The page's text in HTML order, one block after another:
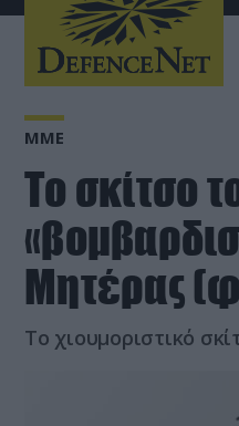
ΜΜΕ
Το σκίτσο
Μητέρας
Το χιουμοριστικό